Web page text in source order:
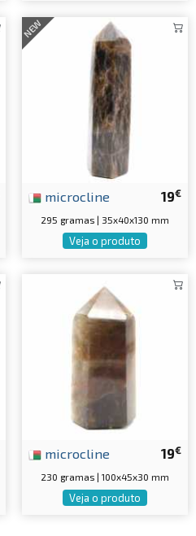
NEW
19€
microcline
295 gramas | 35x40x130 mm
Veja o produto
19€
microcline
230 gramas | 100x45x30 mm
Veja o produto